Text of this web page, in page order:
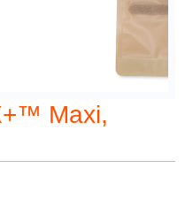
Maxi,